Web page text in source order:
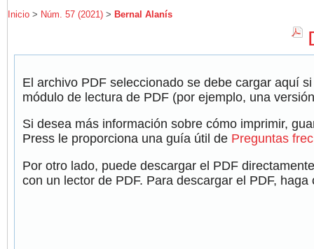
Inicio> Núm. 57 (2021)> Bernal Alanís
El archivo PDF seleccionado se debe cargar aquí
módulo de lectura de PDF (por ejemplo, una
Si desea más información sobre cómo imprimir,
Press le proporciona una guía útil de Preguntas
Por otro lado, puede descargar el PDF
con un lector de PDF. Para descargar el PDF,